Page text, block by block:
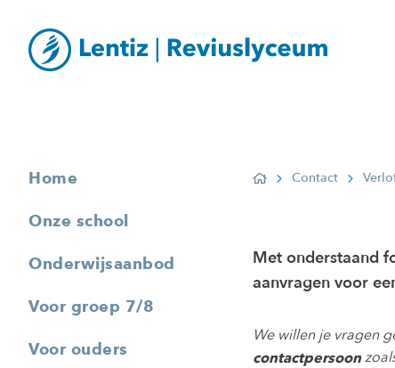
Home
Onze school
Onderwijsaanbod
Voor groep 7/8
Voor ouders
HomeContact
Met onderstaand
aanvragen voor
We willen je vragen
contactpersoon